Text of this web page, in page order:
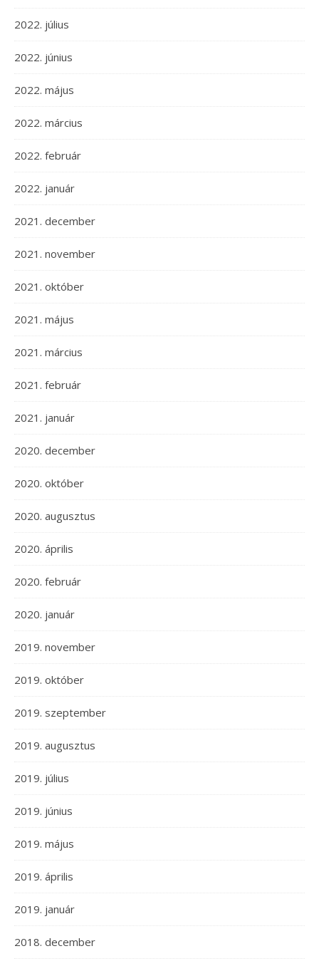
2022. július
2022. június
2022. május
2022. március
2022. február
2022. január
2021. december
2021. november
2021. október
2021. május
2021. március
2021. február
2021. január
2020. december
2020. október
2020. augusztus
2020. április
2020. február
2020. január
2019. november
2019. október
2019. szeptember
2019. augusztus
2019. július
2019. június
2019. május
2019. április
2019. január
2018. december